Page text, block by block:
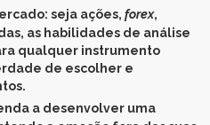
: seja ações, forex,
as habilidades de análise
qualquer instrumento
de escolher e
a desenvolver uma